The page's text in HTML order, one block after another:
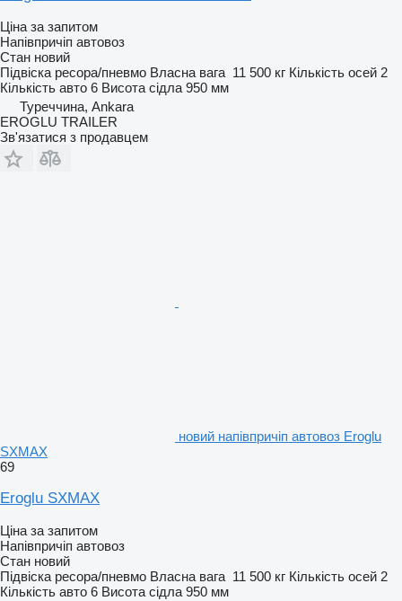
Ціна за запитом
Напівпричіп автовоз
Стан новий
Підвіска ресора/пневмо Власна вага 11 500 кг Кількість осей 2
Кількість авто 6 Висота сідла 950 мм
Туреччина, Ankara
EROGLU TRAILER
Зв'язатися з продавцем
новий напівпричіп автовоз Eroglu
SXMAX
69
Eroglu SXMAX
Ціна за запитом
Напівпричіп автовоз
Стан новий
Підвіска ресора/пневмо Власна вага 11 500 кг Кількість осей 2
Кількість авто 6 Висота сідла 950 мм